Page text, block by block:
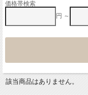
価格帯検索
円 ～
該当商品はありません。